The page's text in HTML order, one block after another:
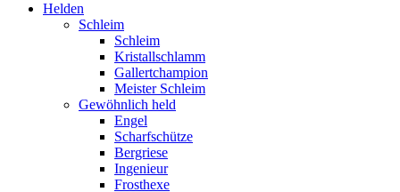
Helden
Schleim
Schleim
Kristallschlamm
Gallertchampion
Meister Schleim
Gewöhnlich held
Engel
Scharfschütze
Bergriese
Ingenieur
Frosthexe